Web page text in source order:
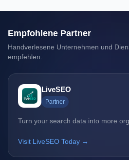
Empfohlene Partner
Handverlesene Unternehmen und
empfehlen.
LiveSEO
Partner
Turn your search data into more
Visit LiveSEO Today →